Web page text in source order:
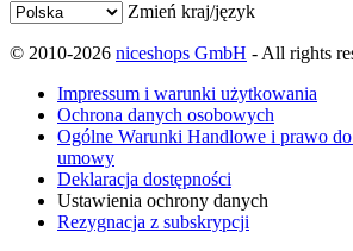
Zmień kraj/język
© 2010-2026 niceshops GmbH - All rights
Impressum i warunki użytkowania
Ochrona danych osobowych
Ogólne Warunki Handlowe i prawo do
umowy
Deklaracja dostępności
Ustawienia ochrony danych
Rezygnacja z subskrypcji